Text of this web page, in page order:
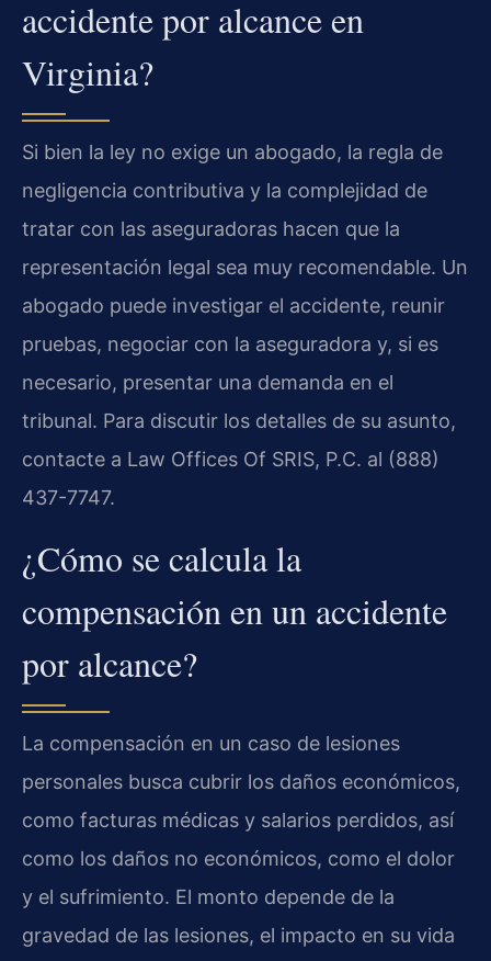
accidente por alcance en
Virginia?
Si bien la ley no exige un abogado, la regla de
negligencia contributiva y la complejidad de
tratar con las aseguradoras hacen que la
representación legal sea muy recomendable. Un
abogado puede investigar el accidente, reunir
pruebas, negociar con la aseguradora y, si es
necesario, presentar una demanda en el
tribunal. Para discutir los detalles de su asunto,
contacte a Law Offices Of SRIS, P.C. al (888)
437-7747.
¿Cómo se calcula la
compensación en un accidente
por alcance?
La compensación en un caso de lesiones
personales busca cubrir los daños económicos,
como facturas médicas y salarios perdidos, así
como los daños no económicos, como el dolor
y el sufrimiento. El monto depende de la
gravedad de las lesiones, el impacto en su vida